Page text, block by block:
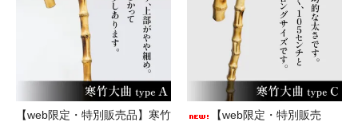
【web限定・特別販売品】寒竹
【web限定・特別販売